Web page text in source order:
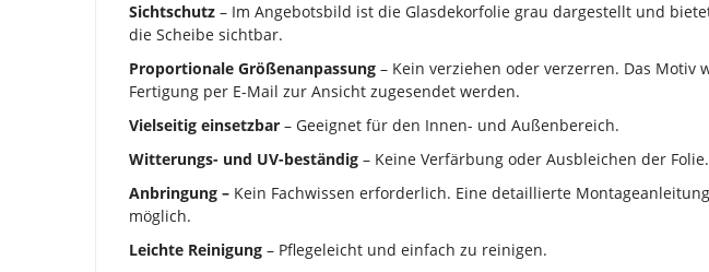
Sichtschutz – Im Angebotsbild ist die Glasdekorfolie grau dargestellt und
die Scheibe sichtbar.
Proportionale Größenanpassung – Kein verziehen oder verzerren. Das
Fertigung per E-Mail zur Ansicht zugesendet werden.
Vielseitig einsetzbar – Geeignet für den Innen- und Außenbereich.
Witterungs- und UV-beständig – Keine Verfärbung oder Ausbleichen der Folie.
Anbringung – Kein Fachwissen erforderlich. Eine detaillierte
möglich.
Leichte Reinigung – Pflegeleicht und einfach zu reinigen.